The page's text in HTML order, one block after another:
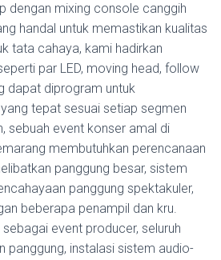
dengan mixing console canggih
handal untuk memastikan kualitas
tata cahaya, kami hadirkan
par LED, moving head, follow
dapat diprogram untuk
tepat sesuai setiap segmen
sebuah event konser amal di
membutuhkan perencanaan
panggung besar, sistem
panggung spektakuler,
beberapa penampil dan kru.
event producer, seluruh
panggung, instalasi sistem audio-